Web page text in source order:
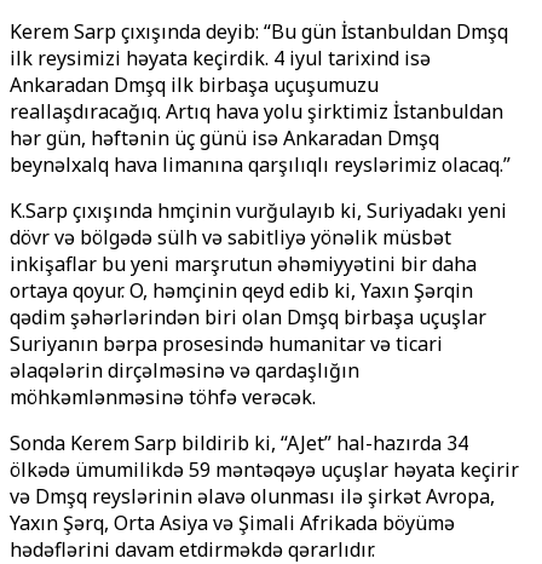
Kerem Sarp çıxışında deyib: “Bu gün İstanbuldan Dәmәşqә
ilk reysimizi həyata keçirdik. 4 iyul tarixindә isə
Ankaradan Dәmәşqә ilk birbaşa uçuşumuzu
reallaşdıracağıq. Artıq hava yolu şirkәtimiz İstanbuldan
hər gün, həftənin üç günü isə Ankaradan Dәmәşq
beynəlxalq hava limanına qarşılıqlı reyslərimiz olacaq.”
K.Sarp çıxışında hәmçinin vurğulayıb ki, Suriyadakı yeni
dövr və bölgədə sülh və sabitliyə yönəlik müsbət
inkişaflar bu yeni marşrutun əhəmiyyətini bir daha
ortaya qoyur. O, həmçinin qeyd edib ki, Yaxın Şərqin
qədim şəhərlərindən biri olan Dәmәşqә birbaşa uçuşlar
Suriyanın bərpa prosesində humanitar və ticari
əlaqələrin dirçəlməsinə və qardaşlığın
möhkəmlənməsinə töhfə verəcək.
Sonda Kerem Sarp bildirib ki, “AJet” hal-hazırda 34
ölkədə ümumilikdə 59 məntəqəyə uçuşlar həyata keçirir
və Dәmәşq reyslərinin əlavə olunması ilə şirkət Avropa,
Yaxın Şərq, Orta Asiya və Şimali Afrikada böyümə
hədəflərini davam etdirməkdə qərarlıdır.